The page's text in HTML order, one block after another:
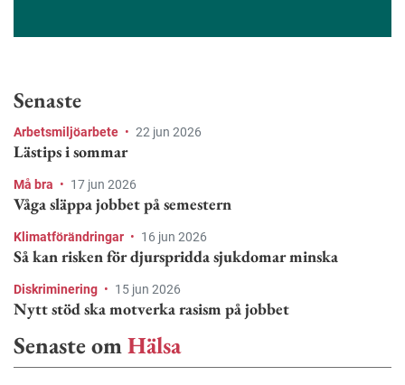
Senaste
Arbetsmiljöarbete • 22 jun 2026
Lästips i sommar
Må bra • 17 jun 2026
Våga släppa jobbet på semestern
Klimatförändringar • 16 jun 2026
Så kan risken för djurspridda sjukdomar minska
Diskriminering • 15 jun 2026
Nytt stöd ska motverka rasism på jobbet
Senaste omHälsa